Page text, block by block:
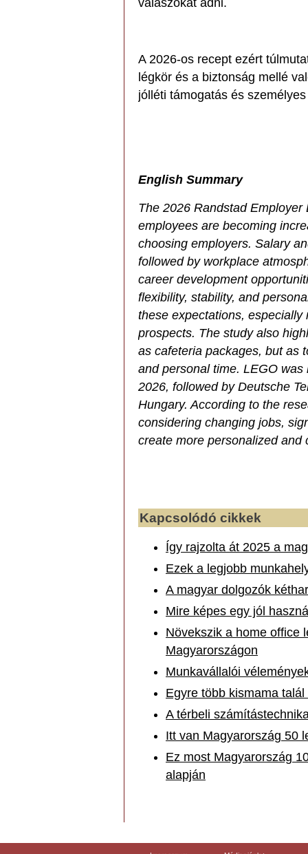
válaszokat adni.
A 2026-os recept ezért
légkör és a biztonság mellé
jólléti támogatás és
English Summary
The 2026 Randstad
employees are becoming
choosing employers. Salary
followed by workplace
career development
flexibility, stability, and
these expectations,
prospects. The study also
as cafeteria packages, but as
and personal time. LEGO was
2026, followed by Deutsche
Hungary. According to the
considering changing jobs,
create more personalized and
Kapcsolódó cikkek
Így rajzolta át 2025 a
Ezek a legjobb
A magyar dolgozók
Mire képes egy jól
Növekszik a home office
Magyarországon
Munkavállalói
Egyre több kismama
A térbeli
Itt van Magyarország 50
Ez most Magyarország
alapján